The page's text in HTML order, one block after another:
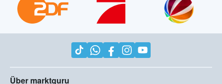
Über marktguru